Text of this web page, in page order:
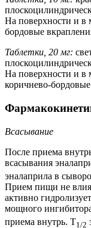
На поверхности и в
бордовые
Таблетки, 20 мг:
На поверхности и в
коричнево-
Всасывание
После приема
всасывания
эналаприла в
Прием пищи не
активно
мощного
приема внутрь. T1/2